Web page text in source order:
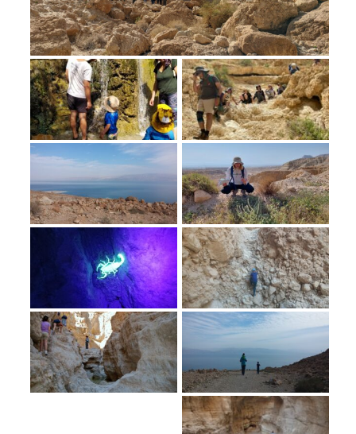
מחנות קיץ
מחנות קיץ
חופשות בבתי ספר שדה
ארץ אהבתי – קבוצות טיולים למבוגרים